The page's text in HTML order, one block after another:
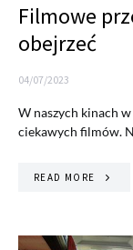
Filmowe
obejrzeć
04/07/2023
W naszych kinach
ciekawych filmów.
READ MORE